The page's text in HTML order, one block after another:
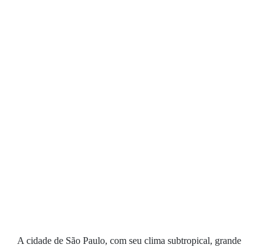
A cidade de São Paulo, com seu clima subtropical, grande